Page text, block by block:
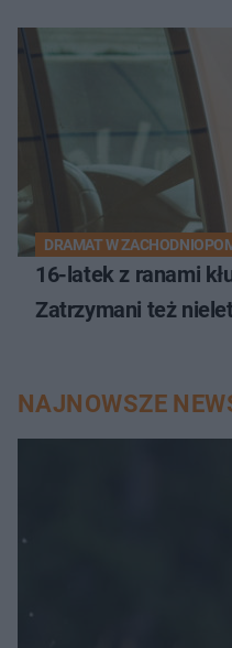
DRAMAT W
16-latek z ranami
Zatrzymani też
NAJNOWSZE